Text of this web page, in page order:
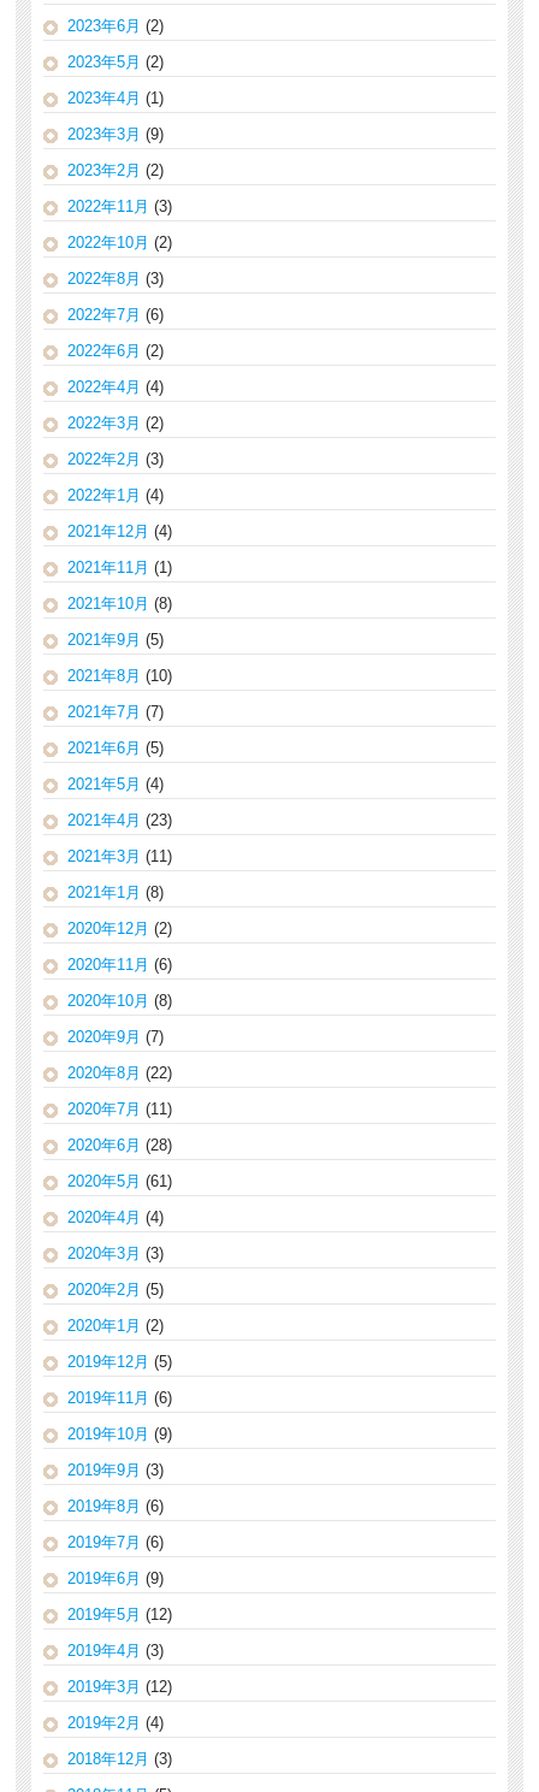
2023年6月 (2)
2023年5月 (2)
2023年4月 (1)
2023年3月 (9)
2023年2月 (2)
2022年11月 (3)
2022年10月 (2)
2022年8月 (3)
2022年7月 (6)
2022年6月 (2)
2022年4月 (4)
2022年3月 (2)
2022年2月 (3)
2022年1月 (4)
2021年12月 (4)
2021年11月 (1)
2021年10月 (8)
2021年9月 (5)
2021年8月 (10)
2021年7月 (7)
2021年6月 (5)
2021年5月 (4)
2021年4月 (23)
2021年3月 (11)
2021年1月 (8)
2020年12月 (2)
2020年11月 (6)
2020年10月 (8)
2020年9月 (7)
2020年8月 (22)
2020年7月 (11)
2020年6月 (28)
2020年5月 (61)
2020年4月 (4)
2020年3月 (3)
2020年2月 (5)
2020年1月 (2)
2019年12月 (5)
2019年11月 (6)
2019年10月 (9)
2019年9月 (3)
2019年8月 (6)
2019年7月 (6)
2019年6月 (9)
2019年5月 (12)
2019年4月 (3)
2019年3月 (12)
2019年2月 (4)
2018年12月 (3)